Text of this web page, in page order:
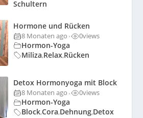
Schultern
Hormone und Rücken
8 Monaten ago • 0views
Hormon-Yoga
Miliza,Relax,Rücken
Detox Hormonyoga mit Block
8 Monaten ago • 0views
Hormon-Yoga
Block,Cora,Dehnung,Detox